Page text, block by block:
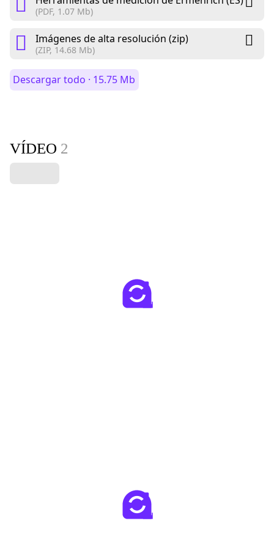
(PDF, 1.07 Mb)
Imágenes de alta resolución (zip)
(ZIP, 14.68 Mb)
Descargar todo · 15.75 Mb
VÍDEO 2